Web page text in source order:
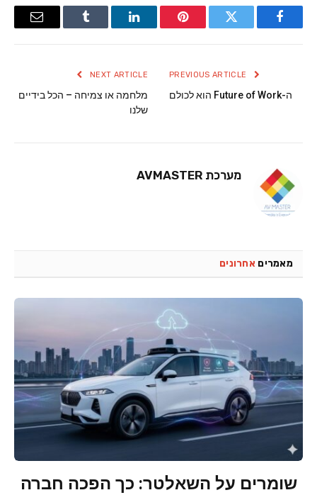
Facebook
Twitter
Pinterest
LinkedIn
Tumblr
Email
ה-Future of Work הוא לכולם
NEXT ARTICLE
מלחמה או צמיחה – הכל בידיים
שלנו
מערכת AVMASTER
מאמרים אחרונים
שומרים על השאלטר: כך הפכה חברה